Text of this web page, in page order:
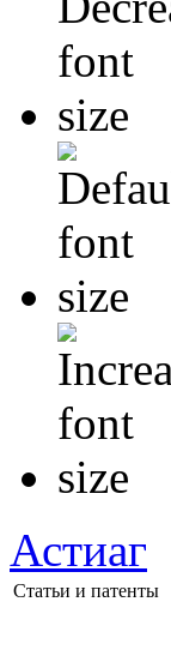
Астиаг
Статьи и патенты